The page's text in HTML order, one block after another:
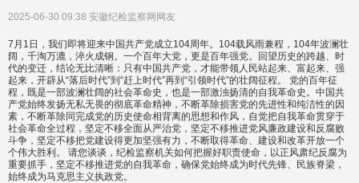
2025-06-30 09:38 安徽纪检监察网网友
7月1日，我们即将迎来中国共产党成立104周年。104载风雨兼程，104年波澜壮
阔，千淘万漉，淬火成钢。一个百年大党，更是百年强党。回望历史的跨越、时
代的变迁，结论无比清晰：只有中国共产党，才能带领人民站起来、富起来、强
起来，开辟从“落后时代”到“赶上时代”再到“引领时代”的壮阔征程。 党的百年征
程，既是一部波澜壮阔的社会革命史，也是一部激浊扬清的自我革命史。中国共
产党始终发扬无私无畏的彻底革命精神，不断革除损害党的先进性和纯洁性的因
素，不断革除同完成党的历史使命相背离的思想和作风，自觉把自我革命贯穿于
社会革命全过程，坚定不移全面从严治党，坚定不移推进党风廉政建设和反腐败
斗争，坚定不移把党建设得更加坚强有力，不断取得革命、建设和改革开放一个
个伟大胜利。 请您谈谈，纪检监察机关如何把握好职责使命，以正风肃纪反腐为
重要抓手，坚定不移推进党的自我革命，确保党始终成为时代先锋、民族脊梁，
始终成为马克思主义执政党。